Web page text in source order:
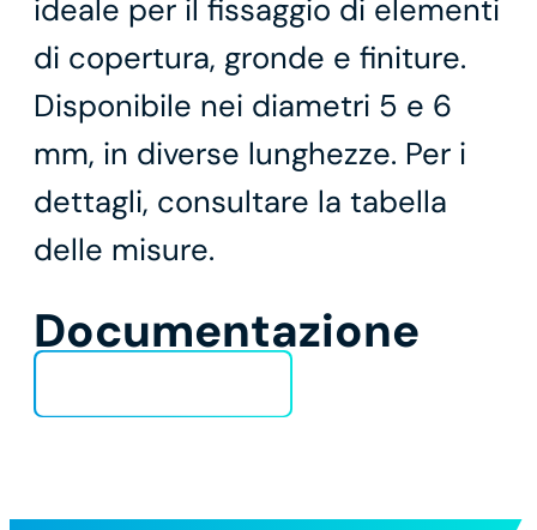
ideale per il fissaggio di elementi
di copertura, gronde e finiture.
Disponibile nei diametri 5 e 6
mm, in diverse lunghezze. Per i
dettagli, consultare la tabella
delle misure.
Documentazione